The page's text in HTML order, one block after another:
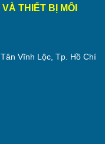
THIẾT BỊ MÔI
Vĩnh Lộc, Tp. Hồ Chí